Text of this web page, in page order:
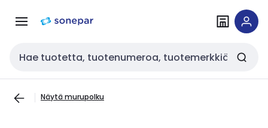
navigointiinsisältöön
Haku
Näytä murupolku